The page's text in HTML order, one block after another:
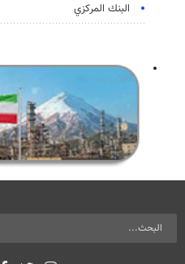
البنك المركزي